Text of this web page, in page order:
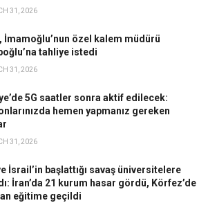
31, 2026
İmamoğlu’nun özel kalem müdürü
tahliye istedi
31, 2026
5G saatler sonra aktif edilecek:
hemen yapmanız gereken
31, 2026
İsrail’in başlattığı savaş üniversitelere
İran’da 21 kurum hasar gördü, Körfez’de
eğitime geçildi